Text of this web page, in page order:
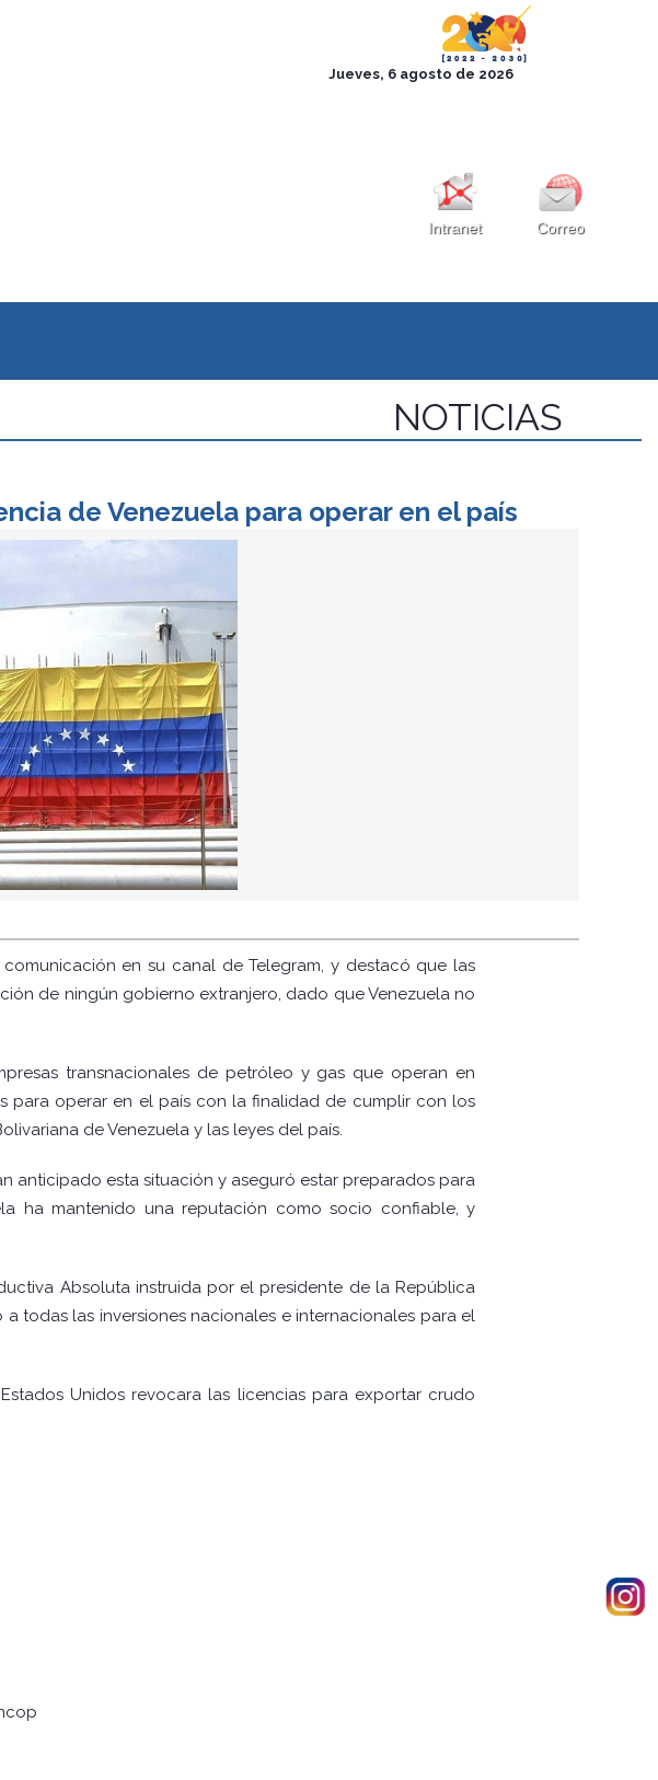
Correo
Intranet
NOTICIAS
de Venezuela para operar en el país
en su canal de Telegram, y destacó que las
de ningún gobierno extranjero, dado que Venezuela no
transnacionales de petróleo y gas que operan en
para operar en el país con la finalidad de cumplir con los
de Venezuela y las leyes del país.
anticipado esta situación y aseguró estar preparados para
ha mantenido una reputación como socio confiable, y
Absoluta instruida por el presidente de la República
todas las inversiones nacionales e internacionales para el
Unidos revocara las licencias para exportar crudo